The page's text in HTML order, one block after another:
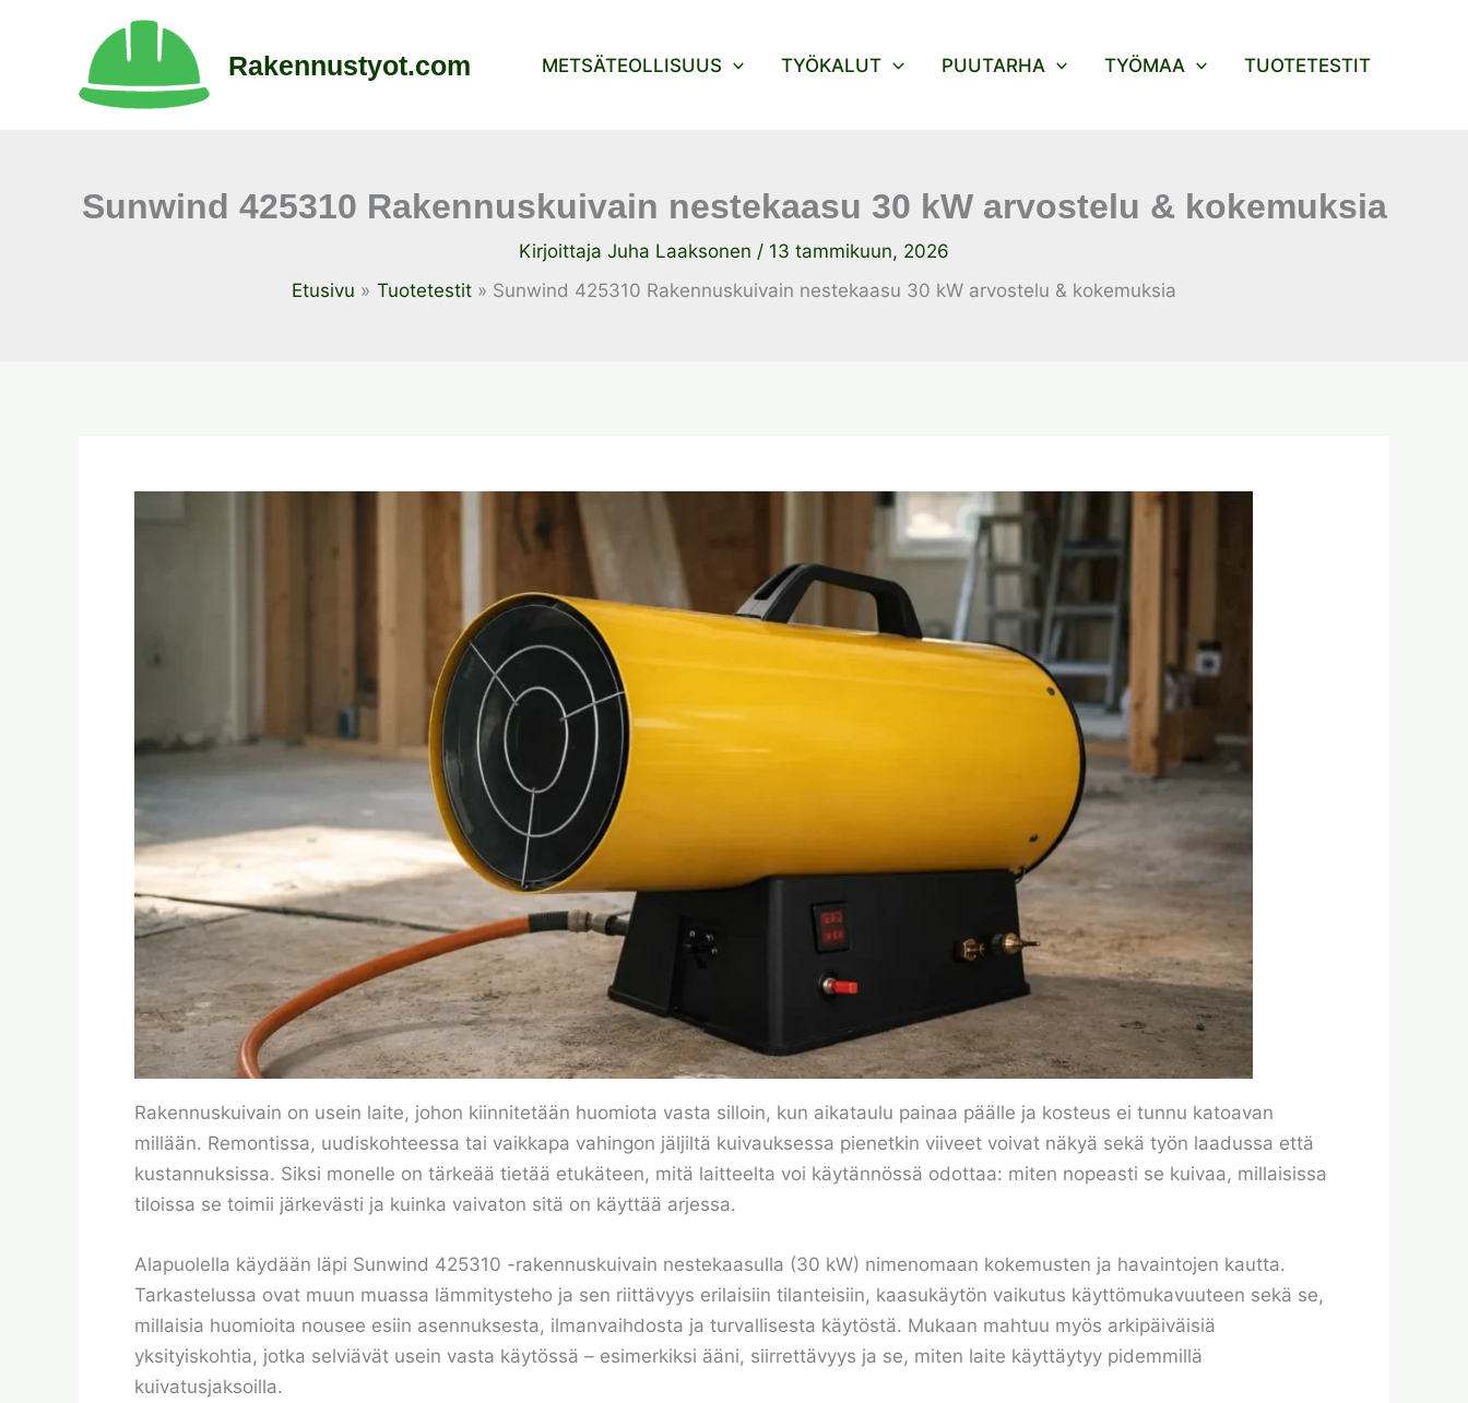
Rakennustyot.com METSÄTEOLLISUUS TYÖKALUT PUUTARHA TYÖMAA TUOTETESTIT
Sunwind 425310 Rakennuskuivain nestekaasu 30 kW arvostelu & kokemuksia
Kirjoittaja Juha Laaksonen / 13 tammikuun, 2026
Etusivu
Tuotetestit Sunwind 425310 Rakennuskuivain nestekaasu 30 kW arvostelu & kokemuksia
Rakennuskuivain on usein laite, johon kiinnitetään huomiota vasta silloin, kun aikataulu painaa päälle ja kosteus ei tunnu katoavan
millään. Remontissa, uudiskohteessa tai vaikkapa vahingon jäljiltä kuivauksessa pienetkin viiveet voivat näkyä sekä työn laadussa että
kustannuksissa. Siksi monelle on tärkeää tietää etukäteen, mitä laitteelta voi käytännössä odottaa: miten nopeasti se kuivaa, millaisissa
tiloissa se toimii järkevästi ja kuinka vaivaton sitä on käyttää arjessa.
Alapuolella käydään läpi Sunwind 425310 -rakennuskuivain nestekaasulla (30 kW) nimenomaan kokemusten ja havaintojen kautta.
Tarkastelussa ovat muun muassa lämmitysteho ja sen riittävyys erilaisiin tilanteisiin, kaasukäytön vaikutus käyttömukavuuteen sekä se,
millaisia huomioita nousee esiin asennuksesta, ilmanvaihdosta ja turvallisesta käytöstä. Mukaan mahtuu myös arkipäiväisiä
yksityiskohtia, jotka selviävät usein vasta käytössä – esimerkiksi ääni, siirrettävyys ja se, miten laite käyttäytyy pidemmillä
kuivatusjaksoilla.